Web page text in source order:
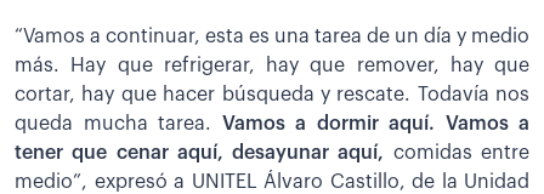
“Vamos a continuar, esta es una tarea de un día y medio
más. Hay que refrigerar, hay que remover, hay que
cortar, hay que hacer búsqueda y rescate. Todavía nos
queda mucha tarea. Vamos a dormir aquí. Vamos a
tener que cenar aquí, desayunar aquí, comidas entre
medio”, expresó a UNITEL Álvaro Castillo, de la Unidad